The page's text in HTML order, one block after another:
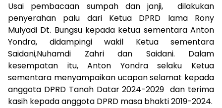
Usai pembacaan sumpah dan janji, dilakukan
penyerahan palu dari Ketua DPRD lama Rony
Mulyadi Dt. Bungsu kepada ketua sementara Anton
Yondra, didampingi wakil Ketua sementara
Saidani,Nuhamdi Zahri dan Saidani. Dalam
kesempatan itu, Anton Yondra selaku Ketua
sementara menyampaikan ucapan selamat kepada
anggota DPRD Tanah Datar 2024-2029 dan terima
kasih kepada anggota DPRD masa bhakti 2019-2024.